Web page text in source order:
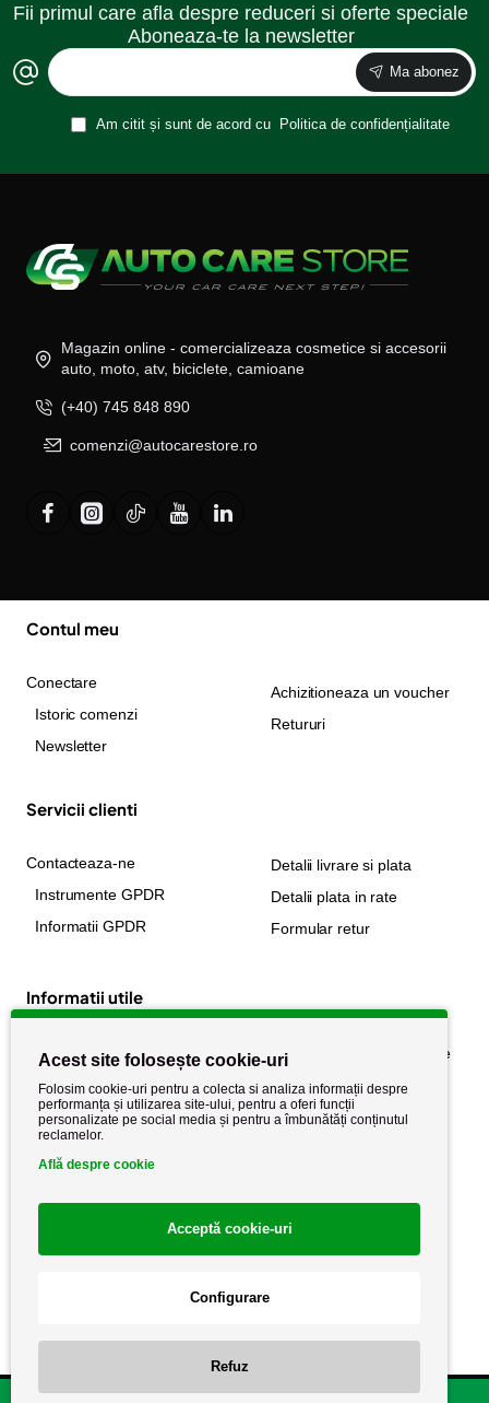
Fii primul care afla despre reduceri si oferte speciale
Aboneaza-te la newsletter
Ma abonez
Am citit și sunt de acord cu Politica de confidențialitate
Magazin online - comercializeaza cosmetice si accesorii
auto, moto, atv, biciclete, camioane
(+40) 745 848 890
comenzi@autocarestore.ro
Contul meu
Conectare
Istoric comenzi
Newsletter
Achizitioneaza un voucher
Retururi
Servicii clienti
Contacteaza-ne
Instrumente GPDR
Informatii GPDR
Detalii livrare si plata
Detalii plata in rate
Formular retur
Informatii utile
Despre noi
Stiri si noutati
Politica de cookie
Politica de confidențialitate
Politica de retur
Termeni si conditii
Acest site folosește cookie-uri
Folosim cookie-uri pentru a colecta si analiza informații despre
performanța și utilizarea site-ului, pentru a oferi funcții
personalizate pe social media și pentru a îmbunătăți conținutul
reclamelor.
Află despre cookie
Acceptă cookie-uri
Configurare
Refuz